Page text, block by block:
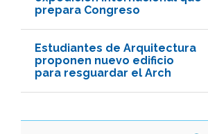
prepara Congreso
Estudiantes de Arquitectura
proponen nuevo edificio
para resguardar el Arch